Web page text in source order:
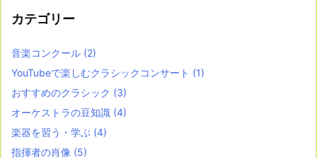
カテゴリー
音楽コンクール (2)
YouTubeで楽しむクラシックコンサート (1)
おすすめのクラシック (3)
オーケストラの豆知識 (4)
楽器を習う・学ぶ (4)
指揮者の肖像 (5)